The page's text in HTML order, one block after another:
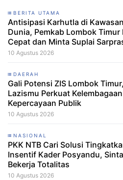
BERITA UTAMA
Antisipasi Karhutla di
Dunia, Pemkab Lombok Timur
Cepat dan Minta Suplai
Pusat
10 Agustus 2026
DAERAH
Gali Potensi ZIS Lombok Timur,
Lazismu Perkuat
Kepercayaan Publik
10 Agustus 2026
NASIONAL
PKK NTB Cari Solusi
Insentif Kader Posyandu,
Bekerja Totalitas
10 Agustus 2026